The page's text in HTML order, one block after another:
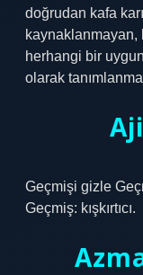
doğrudan kafa
kaynaklanmayan,
herhangi bir
olarak
Geçmişi gizle
Geçmiş: kışkırtıcı.